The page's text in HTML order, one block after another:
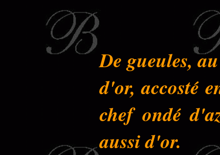
De gueules,
d'or, accosté
chef ondé
aussi d'or.